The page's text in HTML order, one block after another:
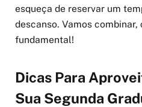
esqueça de reservar um
descanso. Vamos combinar,
fundamental!
Dicas Para
Sua Segunda